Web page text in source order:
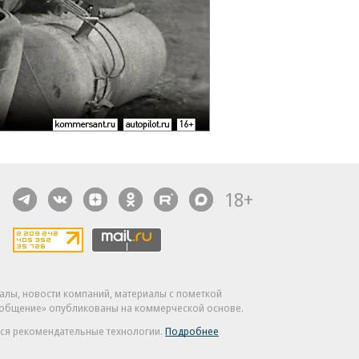
18+
новости компаний, материалы с пометкой
опубликованы на коммерческой основе.
рекомендательные технологии. Подробнее